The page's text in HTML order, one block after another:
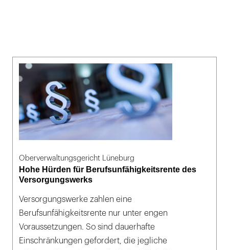
Oberverwaltungsgericht Lüneburg
Hohe Hürden für Berufsunfähigkeitsrente des
Versorgungswerks
Versorgungswerke zahlen eine
Berufsunfähigkeitsrente nur unter engen
Voraussetzungen. So sind dauerhafte
Einschränkungen gefordert, die jegliche